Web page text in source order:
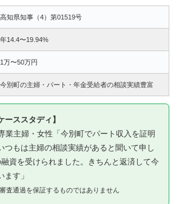
高知県知事（4）第01519号
年14.4〜19.94%
1万〜50万円
今別町の主婦・パート・年金受給者の相談実績豊富
ーススタディ】
業主婦・女性「今別町でパート収入を証明
つもは主婦の相談実績があると聞いて申し
資を受けられました。きちんと返済して今
す」
査通過を保証するものではありません